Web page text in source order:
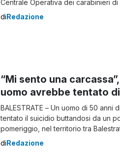
Centrale Operativa dei carabinieri
ore due, tramite CUR. I proprietari di
diRedazione
“Mi sento una
uomo avrebbe tentato
BALESTRATE – Un uomo di 50 anni
tentato il suicidio buttandosi da un
pomeriggio, nel territorio tra
L’uomo si è gettato da un’altezza di
diRedazione